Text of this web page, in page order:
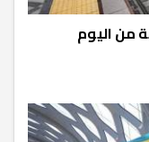
من اليوم